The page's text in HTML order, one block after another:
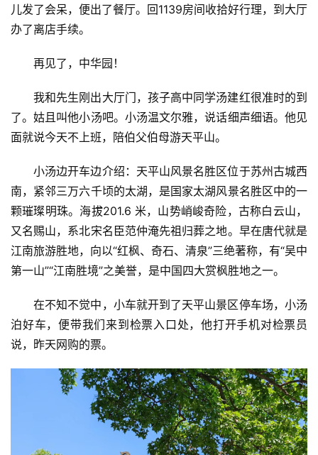
儿发了会呆，便出了餐厅。回1139房间收拾好行理，到大厅
办了离店手续。
再见了，中华园！
我和先生刚出大厅门，孩子高中同学汤建红很准时的到
了。姑且叫他小汤吧。小汤温文尔雅，说话细声细语。他见
面就说今天不上班，陪伯父伯母游天平山。
小汤边开车边介绍：天平山风景名胜区位于苏州古城西
南，紧邻三万六千顷的太湖，是国家太湖风景名胜区中的一
颗璀璨明珠。海拔201.6 米，山势峭峻奇险，古称白云山，
又名赐山，系北宋名臣范仲淹先祖归葬之地。早在唐代就是
江南旅游胜地，向以“红枫、奇石、清泉”三绝著称，有“吴中
第一山”“江南胜境”之美誉，是中国四大赏枫胜地之一。
在不知不觉中，小车就开到了天平山景区停车场，小汤
泊好车，便带我们来到检票入口处，他打开手机对检票员
说，昨天网购的票。